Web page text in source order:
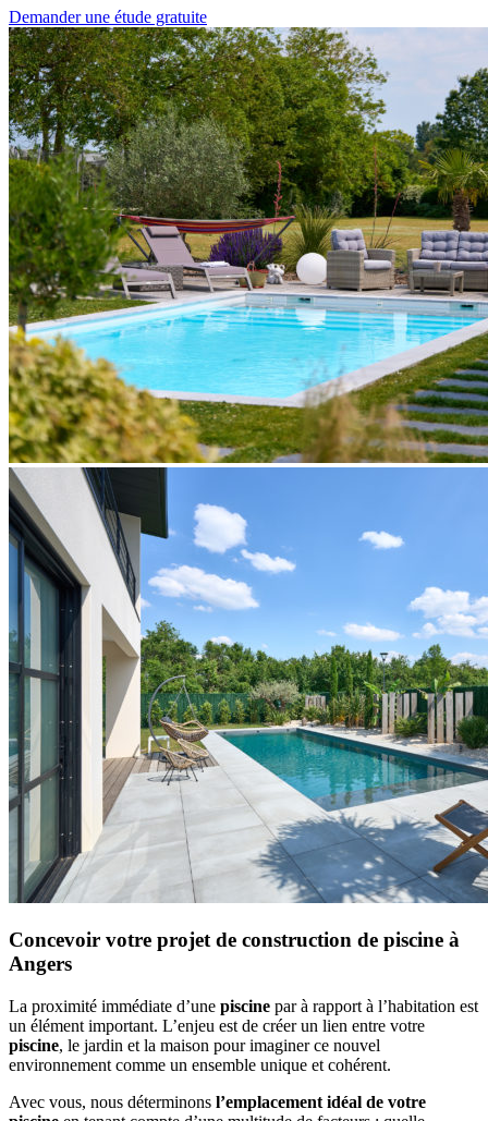
Demander une étude gratuite
Concevoir votre projet de construction de piscine à
Angers
La proximité immédiate d’une piscine par à rapport à l’habitation est
un élément important. L’enjeu est de créer un lien entre votre
piscine, le jardin et la maison pour imaginer ce nouvel
environnement comme un ensemble unique et cohérent.
Avec vous, nous déterminons l’emplacement idéal de votre